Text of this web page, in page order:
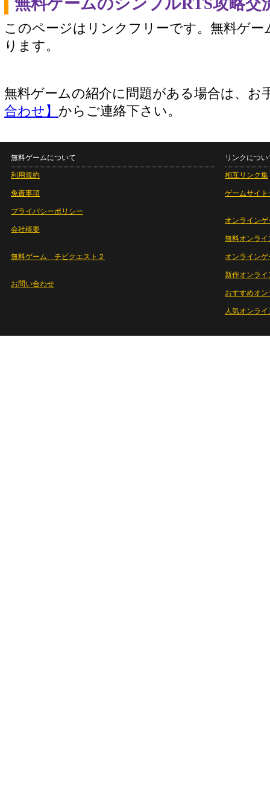
無料ゲームのシンプルRTS攻略交
このページはリンクフリーです。無料ゲー
ります。
無料ゲームの紹介に問題がある場合は、お
合わせ】 からご連絡下さい。
無料ゲームについて
利用規約
免責事項
プライバシーポリシー
会社概要
無料ゲーム チビクエスト２
お問い合わせ
リンクについ
相互リンク集
ゲームサイト
オンラインゲ
無料オンライ
オンライン
新作オンライ
おすすめオ
人気オンラ